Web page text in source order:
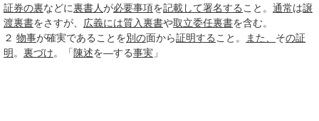
証券の裏などに裏書人が必要事項を記載して署名する こと。 通常は譲
渡裏書をさすが、 広義には質入裏書や取立委任裏書を含む。
２ 物事が確実であることを別の面から証明する こと。 また、 その証
明 。 裏づけ。「 陳述を―する事実 」